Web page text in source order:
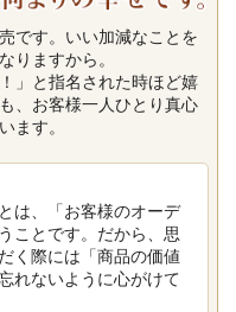
です。いい加減なことを
りますから。
」と指名された時ほど嬉
、お客様一人ひとり真心
ます。
は、「お客様のオーデ
ことです。だから、思
く際には「商品の価値
れないように心がけて